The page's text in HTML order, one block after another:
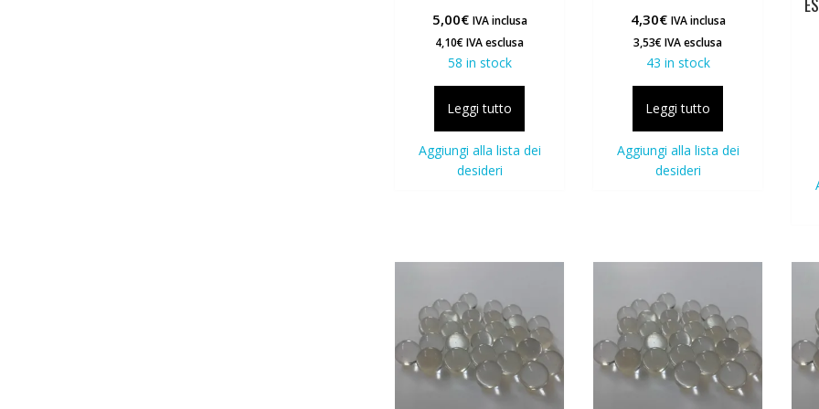
5,00€ IVA inclusa
4,10€IVA esclusa
58 in stock
Leggi tutto
Aggiungi alla lista dei
desideri
4,30€ IVA inclusa
3,53€IVA esclusa
43 in stock
Leggi tutto
Aggiungi alla lista dei
desideri